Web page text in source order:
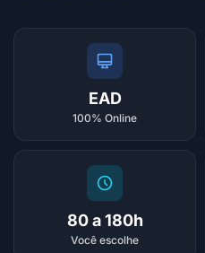
EAD
100% Online
80 a 180h
Você escolhe